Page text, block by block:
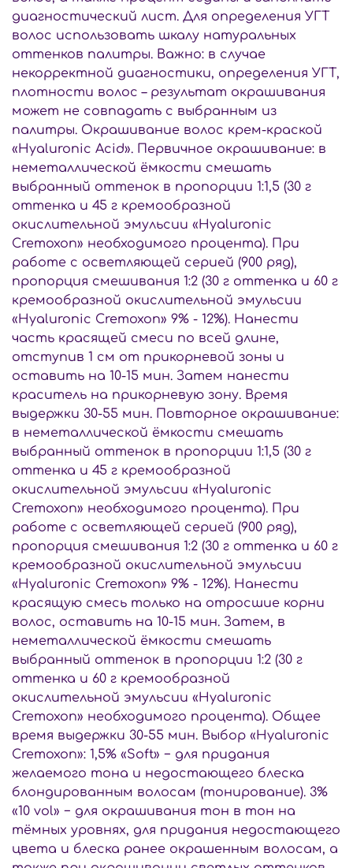
диагностический лист. Для определения УГТ
волос использовать шкалу натуральных
оттенков палитры. Важно: в случае
некорректной диагностики, определения УГТ,
плотности волос – результат окрашивания
может не совпадать с выбранным из
палитры. Окрашивание волос крем-краской
«Hyaluronic Acid». Первичное окрашивание: в
неметаллической ёмкости смешать
выбранный оттенок в пропорции 1:1,5 (30 г
оттенка и 45 г кремообразной
окислительной эмульсии «Hyaluronic
Cremoxon» необходимого процента). При
работе с осветляющей серией (900 ряд),
пропорция смешивания 1:2 (30 г оттенка и 60 г
кремообразной окислительной эмульсии
«Hyaluronic Cremoxon» 9% - 12%). Нанести
часть красящей смеси по всей длине,
отступив 1 см от прикорневой зоны и
оставить на 10-15 мин. Затем нанести
краситель на прикорневую зону. Время
выдержки 30-55 мин. Повторное окрашивание:
в неметаллической ёмкости смешать
выбранный оттенок в пропорции 1:1,5 (30 г
оттенка и 45 г кремообразной
окислительной эмульсии «Hyaluronic
Cremoxon» необходимого процента). При
работе с осветляющей серией (900 ряд),
пропорция смешивания 1:2 (30 г оттенка и 60 г
кремообразной окислительной эмульсии
«Hyaluronic Cremoxon» 9% - 12%). Нанести
красящую смесь только на отросшие корни
волос, оставить на 10-15 мин. Затем, в
неметаллической ёмкости смешать
выбранный оттенок в пропорции 1:2 (30 г
оттенка и 60 г кремообразной
окислительной эмульсии «Hyaluronic
Cremoxon» необходимого процента). Общее
время выдержки 30-55 мин. Выбор «Hyaluronic
Cremoxon»: 1,5% «Soft» − для придания
желаемого тона и недостающего блеска
блондированным волосам (тонирование). 3%
«10 vol» − для окрашивания тон в тон на
тёмных уровнях, для придания недостающего
цвета и блеска ранее окрашенным волосам, а